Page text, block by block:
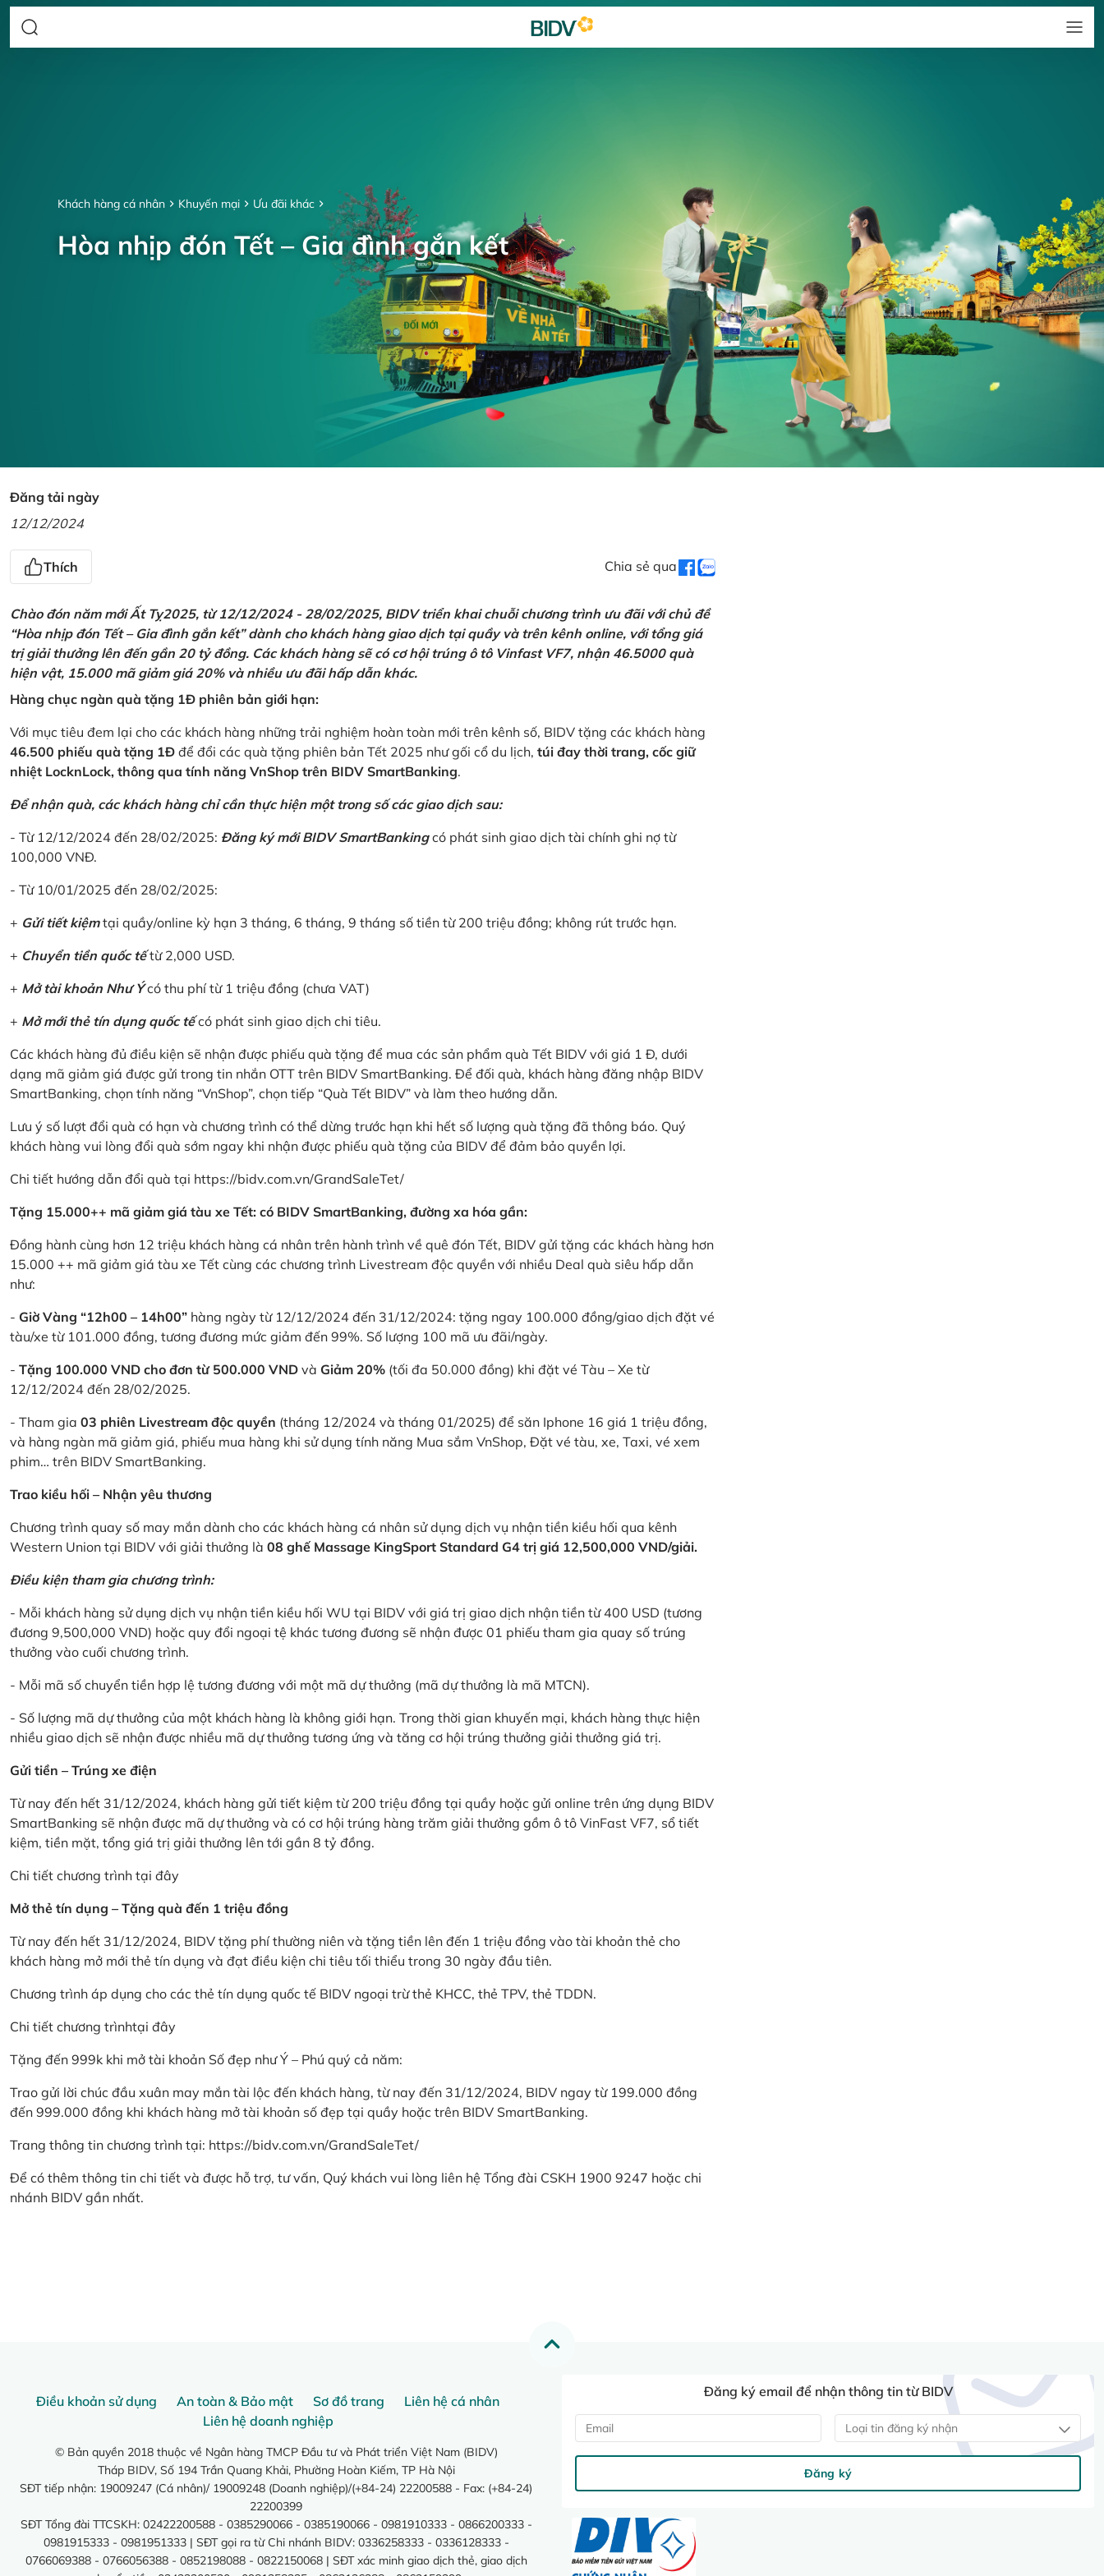
Khách hàng cá nhân Khuyến mại Ưu đãi khác
Hòa nhịp đón Tết – Gia đình gắn kết
Đăng tải ngày
12/12/2024
Thích Chia sẻ qua
Chào đón năm mới Ất Tỵ2025, từ 12/12/2024 - 28/02/2025, BIDV triển khai chuỗi chương trình ưu đãi với chủ đề
“Hòa nhịp đón Tết – Gia đình gắn kết” dành cho khách hàng giao dịch tại quầy và trên kênh online, với tổng giá
trị giải thưởng lên đến gần 20 tỷ đồng. Các khách hàng sẽ có cơ hội trúng ô tô Vinfast VF7, nhận 46.5000 quà
hiện vật, 15.000 mã giảm giá 20% và nhiều ưu đãi hấp dẫn khác.
Hàng chục ngàn quà tặng 1Đ phiên bản giới hạn:
Với mục tiêu đem lại cho các khách hàng những trải nghiệm hoàn toàn mới trên kênh số, BIDV tặng các khách hàng
46.500 phiếu quà tặng 1Đ để đổi các quà tặng phiên bản Tết 2025 như gối cổ du lịch, túi đay thời trang, cốc giữ
nhiệt LocknLock, thông qua tính năng VnShop trên BIDV SmartBanking.
Để nhận quà, các khách hàng chỉ cần thực hiện một trong số các giao dịch sau:
- Từ 12/12/2024 đến 28/02/2025: Đăng ký mới BIDV SmartBankingcó phát sinh giao dịch tài chính ghi nợ từ
100,000 VNĐ.
- Từ 10/01/2025 đến 28/02/2025:
+ Gửi tiết kiệmtại quầy/online kỳ hạn 3 tháng, 6 tháng, 9 tháng số tiền từ 200 triệu đồng; không rút trước hạn.
+ Chuyển tiền quốc tếtừ 2,000 USD.
+ Mở tài khoản Như Ýcó thu phí từ 1 triệu đồng (chưa VAT)
+ Mở mới thẻ tín dụng quốc tếcó phát sinh giao dịch chi tiêu.
Các khách hàng đủ điều kiện sẽ nhận được phiếu quà tặng để mua các sản phẩm quà Tết BIDV với giá 1 Đ, dưới
dạng mã giảm giá được gửi trong tin nhắn OTT trên BIDV SmartBanking. Để đối quà, khách hàng đăng nhập BIDV
SmartBanking, chọn tính năng “VnShop”, chọn tiếp “Quà Tết BIDV” và làm theo hướng dẫn.
Lưu ý số lượt đổi quà có hạn và chương trình có thể dừng trước hạn khi hết số lượng quà tặng đã thông báo. Quý
khách hàng vui lòng đổi quà sớm ngay khi nhận được phiếu quà tặng của BIDV để đảm bảo quyền lợi.
Chi tiết hướng dẫn đổi quà tại https://bidv.com.vn/GrandSaleTet/
Tặng 15.000++ mã giảm giá tàu xe Tết: có BIDV SmartBanking, đường xa hóa gần:
Đồng hành cùng hơn 12 triệu khách hàng cá nhân trên hành trình về quê đón Tết, BIDV gửi tặng các khách hàng hơn
15.000 ++ mã giảm giá tàu xe Tết cùng các chương trình Livestream độc quyền với nhiều Deal quà siêu hấp dẫn
như:
- Giờ Vàng “12h00 – 14h00” hàng ngày từ 12/12/2024 đến 31/12/2024: tặng ngay 100.000 đồng/giao dịch đặt vé
tàu/xe từ 101.000 đồng, tương đương mức giảm đến 99%. Số lượng 100 mã ưu đãi/ngày.
- Tặng 100.000 VND cho đơn từ 500.000 VND và Giảm 20% (tối đa 50.000 đồng) khi đặt vé Tàu – Xe từ
12/12/2024 đến 28/02/2025.
- Tham gia 03 phiên Livestream độc quyền (tháng 12/2024 và tháng 01/2025) để săn Iphone 16 giá 1 triệu đồng,
và hàng ngàn mã giảm giá, phiếu mua hàng khi sử dụng tính năng Mua sắm VnShop, Đặt vé tàu, xe, Taxi, vé xem
phim… trên BIDV SmartBanking.
Trao kiều hối – Nhận yêu thương
Chương trình quay số may mắn dành cho các khách hàng cá nhân sử dụng dịch vụ nhận tiền kiều hối qua kênh
Western Union tại BIDV với giải thưởng là 08 ghế Massage KingSport Standard G4 trị giá 12,500,000 VND/giải.
Điều kiện tham gia chương trình:
- Mỗi khách hàng sử dụng dịch vụ nhận tiền kiều hối WU tại BIDV với giá trị giao dịch nhận tiền từ 400 USD (tương
đương 9,500,000 VND) hoặc quy đổi ngoại tệ khác tương đương sẽ nhận được 01 phiếu tham gia quay số trúng
thưởng vào cuối chương trình.
- Mỗi mã số chuyển tiền hợp lệ tương đương với một mã dự thưởng (mã dự thưởng là mã MTCN).
- Số lượng mã dự thưởng của một khách hàng là không giới hạn. Trong thời gian khuyến mại, khách hàng thực hiện
nhiều giao dịch sẽ nhận được nhiều mã dự thưởng tương ứng và tăng cơ hội trúng thưởng giải thưởng giá trị.
Gửi tiền – Trúng xe điện
Từ nay đến hết 31/12/2024, khách hàng gửi tiết kiệm từ 200 triệu đồng tại quầy hoặc gửi online trên ứng dụng BIDV
SmartBanking sẽ nhận được mã dự thưởng và có cơ hội trúng hàng trăm giải thưởng gồm ô tô VinFast VF7, sổ tiết
kiệm, tiền mặt, tổng giá trị giải thưởng lên tới gần 8 tỷ đồng.
Chi tiết chương trình tại đây
Mở thẻ tín dụng – Tặng quà đến 1 triệu đồng
Từ nay đến hết 31/12/2024, BIDV tặng phí thường niên và tặng tiền lên đến 1 triệu đồng vào tài khoản thẻ cho
khách hàng mở mới thẻ tín dụng và đạt điều kiện chi tiêu tối thiểu trong 30 ngày đầu tiên.
Chương trình áp dụng cho các thẻ tín dụng quốc tế BIDV ngoại trừ thẻ KHCC, thẻ TPV, thẻ TDDN.
Chi tiết chương trìnhtại đây
Tặng đến 999k khi mở tài khoản Số đẹp như Ý – Phú quý cả năm:
Trao gửi lời chúc đầu xuân may mắn tài lộc đến khách hàng, từ nay đến 31/12/2024, BIDV ngay từ 199.000 đồng
đến 999.000 đồng khi khách hàng mở tài khoản số đẹp tại quầy hoặc trên BIDV SmartBanking.
Trang thông tin chương trình tại: https://bidv.com.vn/GrandSaleTet/
Để có thêm thông tin chi tiết và được hỗ trợ, tư vấn, Quý khách vui lòng liên hệ Tổng đài CSKH 1900 9247 hoặc chi
nhánh BIDV gần nhất.
Điều khoản sử dụng An toàn & Bảo mật Sơ đồ trang
Liên hệ cá nhân
Liên hệ doanh nghiệp
© Bản quyền 2018 thuộc về Ngân hàng TMCP Đầu tư và Phát triển Việt Nam (BIDV)
Tháp BIDV, Số 194 Trần Quang Khải, Phường Hoàn Kiếm, TP Hà Nội
SĐT tiếp nhận: 19009247 (Cá nhân)/ 19009248 (Doanh nghiệp)/(+84-24) 22200588 - Fax: (+84-24)
22200399
SĐT Tổng đài TTCSKH: 02422200588 - 0385290066 - 0385190066 - 0981910333 - 0866200333 -
0981915333 - 0981951333 | SĐT gọi ra từ Chi nhánh BIDV: 0336258333 - 0336128333 -
0766069388 - 0766056388 - 0852198088 - 0822150068 | SĐT xác minh giao dịch thẻ, giao dịch
Đăng ký email để nhận thông tin từ BIDV
Loại tin đăng ký nhận
Đăng ký